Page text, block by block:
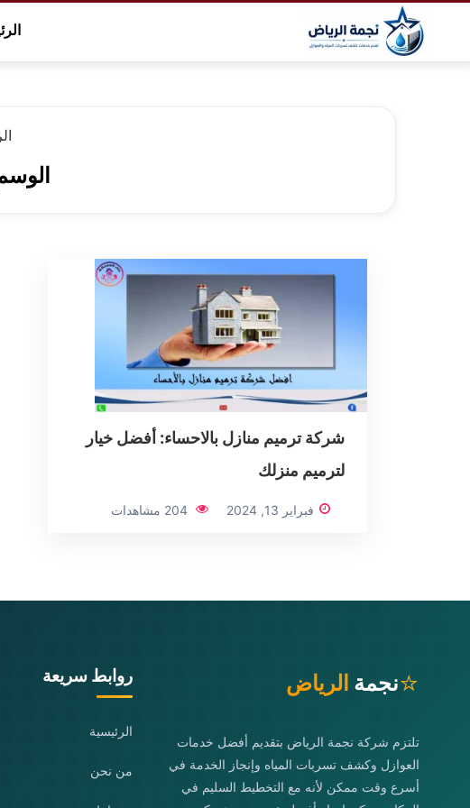
شركة ترميم منازل بالاحساء: أفضل خيار
لترميم منزلك
فبراير 13, 2024 204 مشاهدات
⭐نجمة الرياض
تلتزم شركة نجمة الرياض بتقديم أفضل خدمات
العوازل وكشف تسربات المياه وإنجاز الخدمة في
أسرع وقت ممكن لأنه مع التخطيط السليم في
روابط سريعة
الرئيسية
من نحن